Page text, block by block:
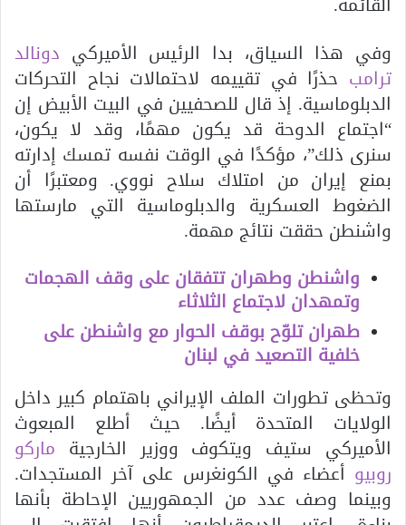
وفي هذا السياق، بدا الرئيس الأميركي دونالد
ترامب حذرًا في تقييمه لاحتمالات نجاح التحركات
الدبلوماسية. إذ قال للصحفيين في البيت الأبيض إن
“اجتماع الدوحة قد يكون مهمًا، وقد لا يكون،
سنرى ذلك”، مؤكدًا في الوقت نفسه تمسك إدارته
بمنع إيران من امتلاك سلاح نووي. ومعتبرًا أن
الضغوط العسكرية والدبلوماسية التي مارستها
واشنطن حققت نتائج مهمة.
واشنطن وطهران تتفقان على وقف الهجمات
وتمهدان لاجتماع الثلاثاء
طهران تلوّح بوقف الحوار مع واشنطن على
خلفية التصعيد في لبنان
وتحظى تطورات الملف الإيراني باهتمام كبير داخل
الولايات المتحدة أيضًا. حيث أطلع المبعوث
الأميركي ستيف ويتكوف ووزير الخارجية ماركو
روبيو أعضاء في الكونغرس على آخر المستجدات.
وبينما وصف عدد من الجمهوريين الإحاطة بأنها